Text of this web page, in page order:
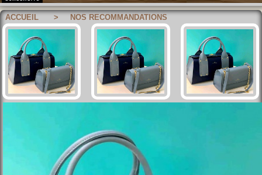
ACCUEIL > NOS RECOMMANDATIONS